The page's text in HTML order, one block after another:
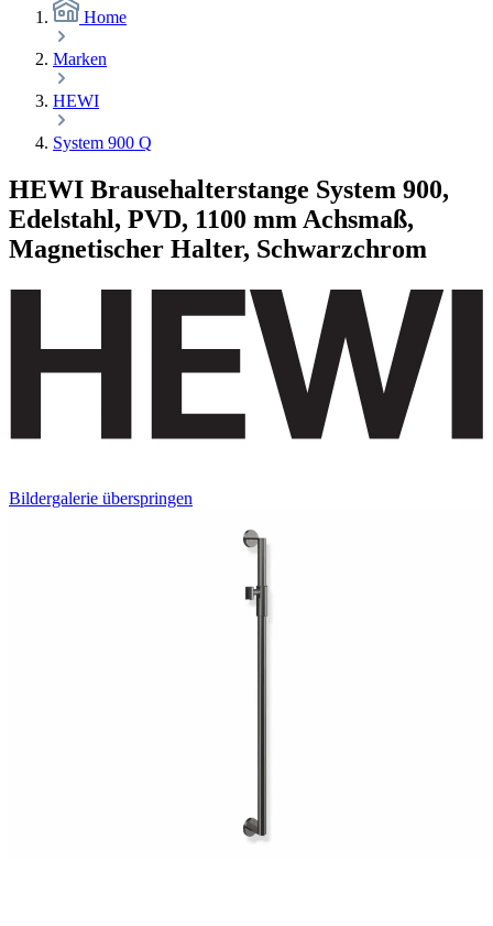
Home
Marken
HEWI
System 900 Q
HEWI Brausehalterstange System 900,
Edelstahl, PVD, 1100 mm Achsmaß,
Magnetischer Halter, Schwarzchrom
Bildergalerie überspringen